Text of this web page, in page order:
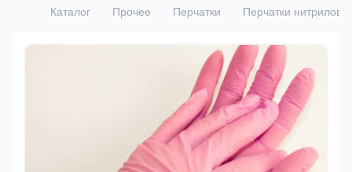
Главная
Каталог Прочее Перчатки Перчатки